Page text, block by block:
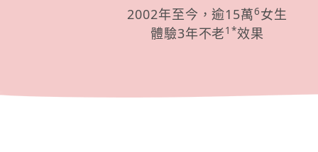
2002年至今，逾15萬6女生
體驗3年不老1*效果